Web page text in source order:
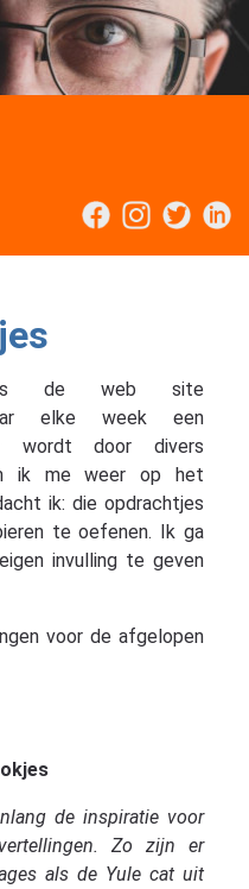
de web site
elke week een
wordt door divers
ik me weer op het
ik: die opdrachtjes
te oefenen. Ik ga
invulling te geven
voor de afgelopen
de inspiratie voor
Zo zijn er
als de Yule cat uit